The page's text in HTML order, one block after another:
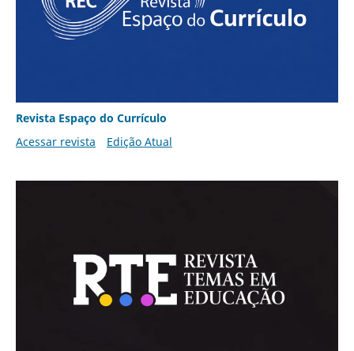
Revista Espaço do Currículo
Acessar revista
Edição Atual